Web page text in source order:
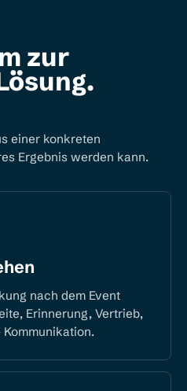
zur
einer konkreten
Ergebnis werden kann.
nach dem Event
Erinnerung, Vertrieb,